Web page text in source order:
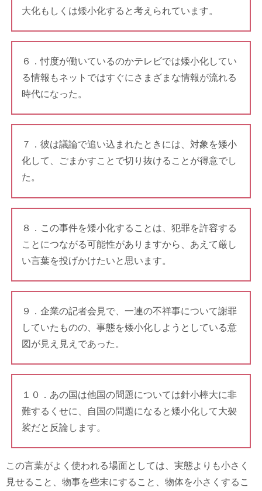
大化もしくは矮小化すると考えられています。
６．忖度が働いているのかテレビでは矮小化してい
る情報もネットではすぐにさまざまな情報が流れる
時代になった。
７．彼は議論で追い込まれたときには、対象を矮小
化して、ごまかすことで切り抜けることが得意でし
た。
８．この事件を矮小化することは、犯罪を許容する
ことにつながる可能性がありますから、あえて厳し
い言葉を投げかけたいと思います。
９．企業の記者会見で、一連の不祥事について謝罪
していたものの、事態を矮小化しようとしている意
図が見え見えであった。
１０．あの国は他国の問題については針小棒大に非
難するくせに、自国の問題になると矮小化して大袈
裟だと反論します。
この言葉がよく使われる場面としては、実態よりも小さく
見せること、物事を些末にすること、物体を小さくするこ